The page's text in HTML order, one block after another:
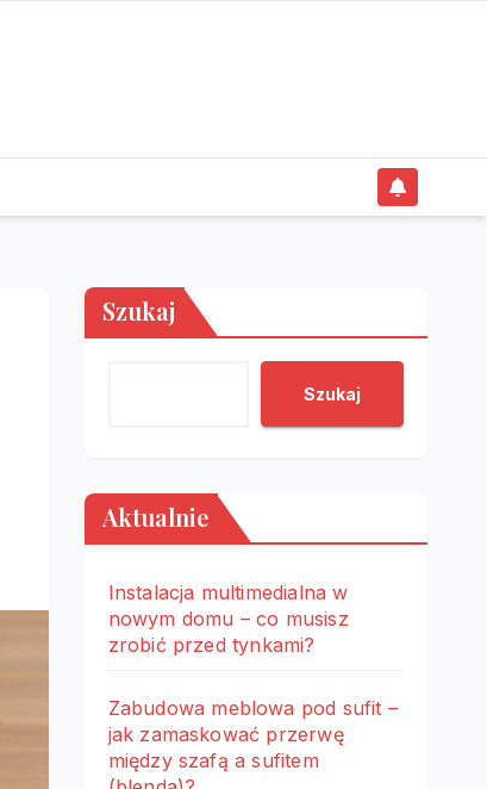
Szukaj
Szukaj
Aktualnie
Instalacja multimedialna w
nowym domu – co musisz
zrobić przed tynkami?
Zabudowa meblowa pod sufit –
jak zamaskować przerwę
między szafą a sufitem